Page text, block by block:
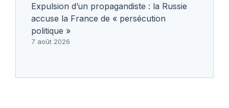
Expulsion d’un propagandiste : la Russie
accuse la France de « persécution
politique »
7 août 2026